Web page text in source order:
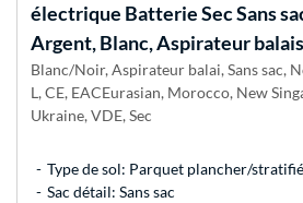
électrique Batterie Sec Sans
Argent, Blanc, Aspirateur balais
Blanc/Noir, Aspirateur balai, Sans sac,
L, CE, EACEurasian, Morocco, New
Ukraine, VDE, Sec
Type de sol: Parquet plancher/
Sac détail: Sans sac